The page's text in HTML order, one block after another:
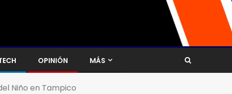
OPINIÓN MÁS
Niño en Tampico